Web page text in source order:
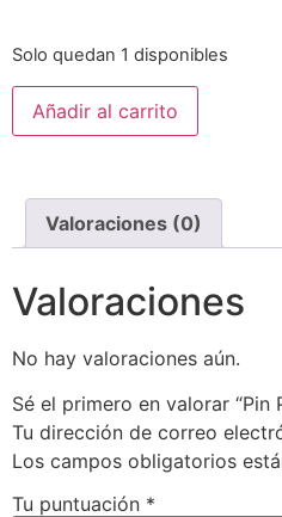
Solo quedan 1 disponibles
Añadir al carrito
Valoraciones (0)
Valoraciones
No hay valoraciones aún.
Sé el primero en valorar “Pin
Tu dirección de correo
Los campos obligatorios
Tu puntuación *